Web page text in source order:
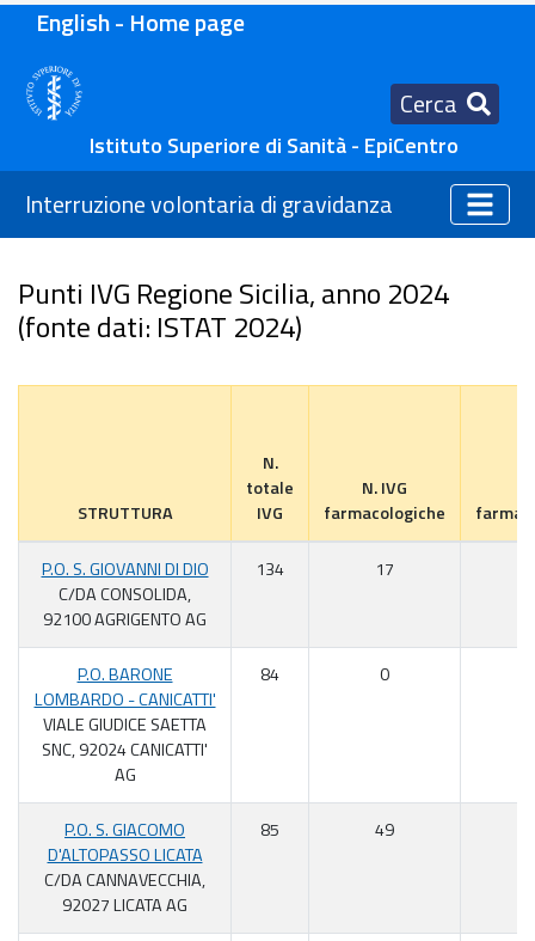
English - Home page
Cerca
Istituto Superiore di Sanità - EpiCentro
Interruzione volontaria di gravidanza
Punti IVG Regione Sicilia, anno 2024
(fonte dati: ISTAT 2024)
STRUTTURA
N.
totale
IVG
N. IVG
farmacologiche
P.O. S. GIOVANNI DI DIO
C/DA CONSOLIDA,
92100 AGRIGENTO AG
134 17
P.O. BARONE
LOMBARDO - CANICATTI'
VIALE GIUDICE SAETTA
SNC, 92024 CANICATTI'
AG
84 0
P.O. S. GIACOMO
D'ALTOPASSO LICATA
C/DA CANNAVECCHIA,
92027 LICATA AG
85 49